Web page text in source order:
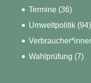
Termine(36)
Umweltpolitik(94)
Wahlprüfung (7)